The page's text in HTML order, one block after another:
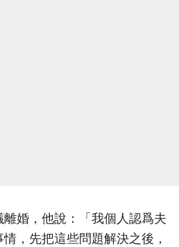
婚，他說：「我個人認爲夫
，先把這些問題解決之後，